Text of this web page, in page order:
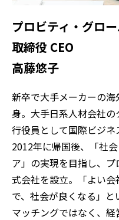
プロビティ・グロ
取締役 CEO
高藤悠子
新卒で大手メーカーの
身。大手日系人材会社
行役員として国際ビジネ
2012年に帰国後、「社
ア」の実現を目指し、
式会社を設立。「よい
で、社会が良くなる」
マッチングではなく、